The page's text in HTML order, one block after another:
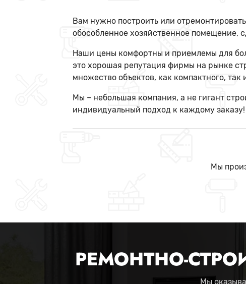
Вам нужно построить или
обособленное хозяйственное помещение,
Наши цены комфортны и приемлемы для
это хорошая репутация фирмы на рынке
множество объектов, как компактного, так
Мы – небольшая компания, а не гигант
индивидуальный подход к каждому заказу!
Мы
РЕМОНТНО-
Мы